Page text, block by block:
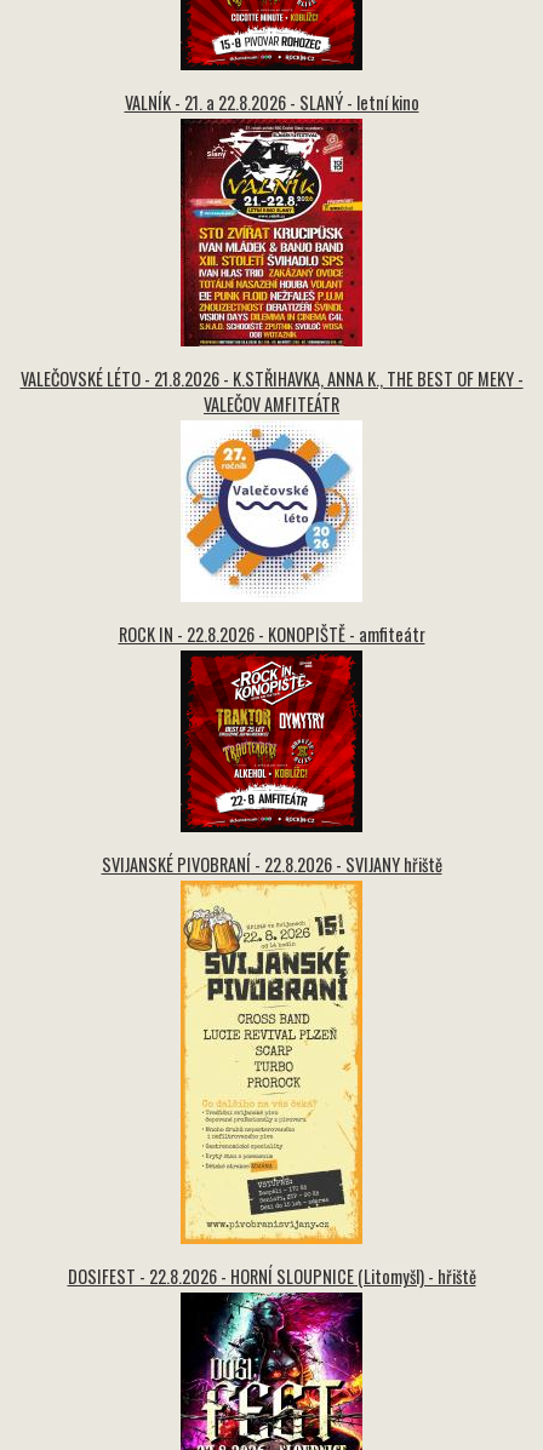
VALNÍK - 21. a 22.8.2026 - SLANÝ - letní kino
VALEČOVSKÉ LÉTO - 21.8.2026 - K.STŘIHAVKA, ANNA K., THE BEST OF MEKY -
VALEČOV AMFITEÁTR
ROCK IN - 22.8.2026 - KONOPIŠTĚ - amfiteátr
SVIJANSKÉ PIVOBRANÍ - 22.8.2026 - SVIJANY hřiště
DOSIFEST - 22.8.2026 - HORNÍ SLOUPNICE (Litomyšl) - hřiště